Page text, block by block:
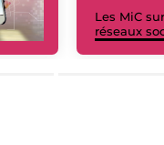
Les MiC
réseaux